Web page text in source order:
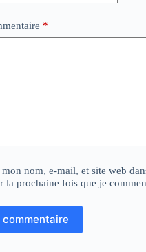
*
nom, e-mail, et site web
la prochaine fois que je
commentaire